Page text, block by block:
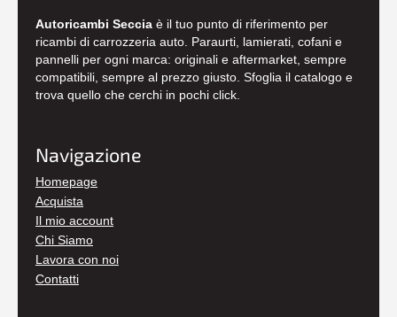
Autoricambi Seccia è il tuo punto di riferimento per
ricambi di carrozzeria auto. Paraurti, lamierati, cofani e
pannelli per ogni marca: originali e aftermarket, sempre
compatibili, sempre al prezzo giusto. Sfoglia il catalogo e
trova quello che cerchi in pochi click.
Navigazione
Homepage
Acquista
Il mio account
Chi Siamo
Lavora con noi
Contatti